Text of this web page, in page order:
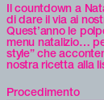
Il countdown a
di dare il via ai
Quest’anno le
menu natalizio…
style” che
nostra ricetta alla
Procedimento